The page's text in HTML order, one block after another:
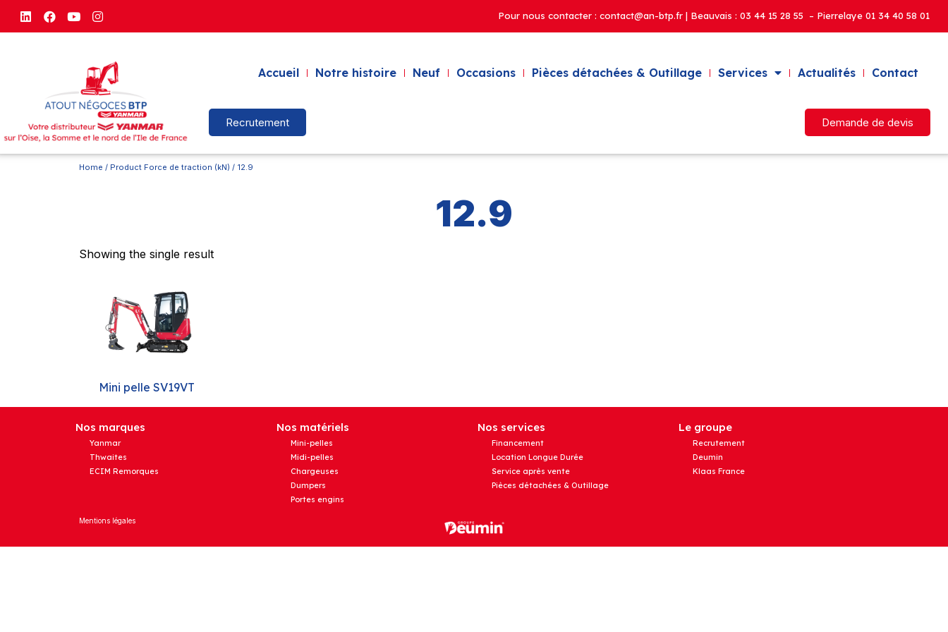
Pour nous contacter : contact@an-btp.fr | Beauvais : 03 44 15 28 55 – Pierrelaye 01 34 40 58 01
Accueil Notre histoire Neuf Occasions Pièces détachées & Outillage Services Actualités Contact
Recrutement Demande de devis
Home / Product Force de traction (kN) / 12.9
12.9
Showing the single result
Mini pelle SV19VT
Nos marques
Yanmar
Thwaites
ECIM Remorques
Nos matériels
Mini-pelles
Midi-pelles
Chargeuses
Dumpers
Portes engins
Nos services
Financement
Location Longue Durée
Service après vente
Pièces détachées & Outillage
Le groupe
Recrutement
Deumin
Klaas France
Mentions légales